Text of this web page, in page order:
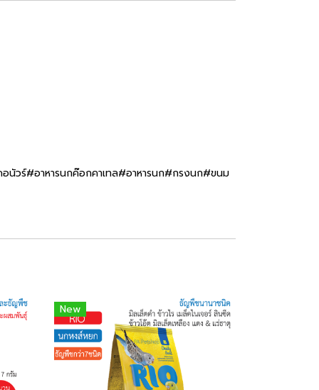
นัวร์#อาหารนกค๊อกคาเทล#อาหารนก#กรงนก#ขนม
New